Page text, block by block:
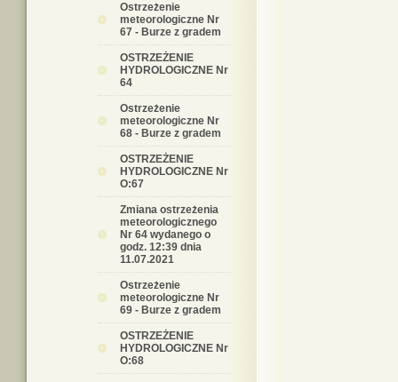
Ostrzeżenie
meteorologiczne Nr
67 - Burze z gradem
OSTRZEŻENIE
HYDROLOGICZNE Nr
64
Ostrzeżenie
meteorologiczne Nr
68 - Burze z gradem
OSTRZEŻENIE
HYDROLOGICZNE Nr
O:67
Zmiana ostrzeżenia
meteorologicznego
Nr 64 wydanego o
godz. 12:39 dnia
11.07.2021
Ostrzeżenie
meteorologiczne Nr
69 - Burze z gradem
OSTRZEŻENIE
HYDROLOGICZNE Nr
O:68